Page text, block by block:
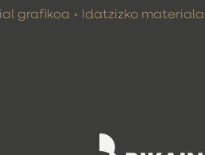
grafikoa Idatzizko materiala